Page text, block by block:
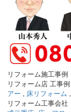
リフォーム施工事
リフォーム店 工事例
アー , 床リフォーム ,
リフォーム工事会社